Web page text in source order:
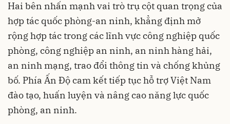
Hai bên nhấn mạnh vai trò trụ cột quan trọng của
hợp tác quốc phòng-an ninh, khẳng định mở
rộng hợp tác trong các lĩnh vực công nghiệp quốc
phòng, công nghiệp an ninh, an ninh hàng hải,
an ninh mạng, trao đổi thông tin và chống khủng
bố. Phía Ấn Độ cam kết tiếp tục hỗ trợ Việt Nam
đào tạo, huấn luyện và nâng cao năng lực quốc
phòng, an ninh.